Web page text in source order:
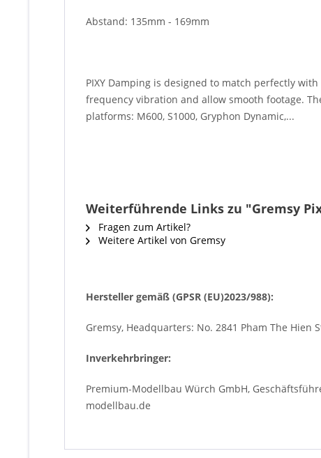
Abstand: 135mm - 169mm
PIXY Damping is designed to match perfectly
frequency vibration and allow smooth footage.
platforms: M600, S1000, Gryphon Dynamic,...
Weiterführende Links zu "Gremsy
Fragen zum Artikel?
Weitere Artikel von Gremsy
Hersteller gemäß (GPSR (EU)2023/988):
Gremsy, Headquarters: No. 2841 Pham The Hien
Inverkehrbringer:
Premium-Modellbau Würch GmbH,
modellbau.de